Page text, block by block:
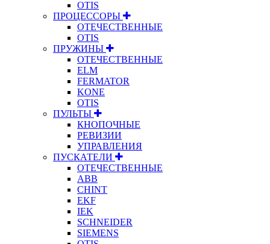
OTIS
ПРОЦЕССОРЫ
ОТЕЧЕСТВЕННЫЕ
OTIS
ПРУЖИНЫ
ОТЕЧЕСТВЕННЫЕ
ELM
FERMATOR
KONE
OTIS
ПУЛЬТЫ
КНОПОЧНЫЕ
РЕВИЗИИ
УПРАВЛЕНИЯ
ПУСКАТЕЛИ
ОТЕЧЕСТВЕННЫЕ
ABB
CHINT
EKF
IEK
SCHNEIDER
SIEMENS